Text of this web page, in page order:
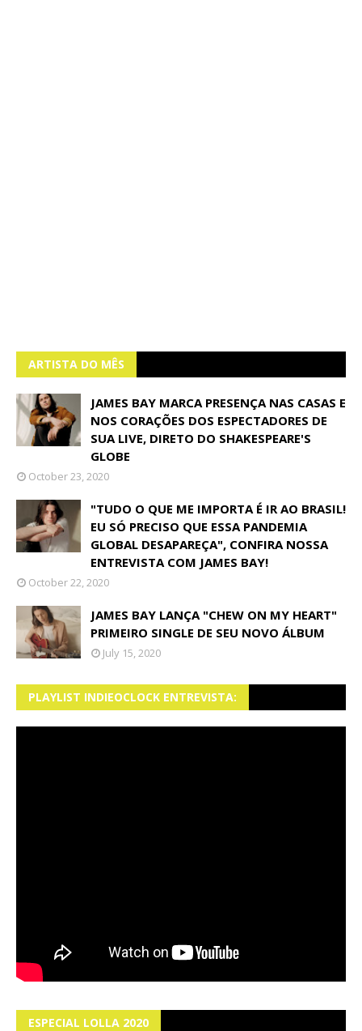
ARTISTA DO MÊS
JAMES BAY MARCA PRESENÇA NAS CASAS E
NOS CORAÇÕES DOS ESPECTADORES DE
SUA LIVE, DIRETO DO SHAKESPEARE'S
GLOBE
October 23, 2020
"TUDO O QUE ME IMPORTA É IR AO BRASIL!
EU SÓ PRECISO QUE ESSA PANDEMIA
GLOBAL DESAPAREÇA", CONFIRA NOSSA
ENTREVISTA COM JAMES BAY!
October 22, 2020
JAMES BAY LANÇA "CHEW ON MY HEART"
PRIMEIRO SINGLE DE SEU NOVO ÁLBUM
July 15, 2020
PLAYLIST INDIEOCLOCK ENTREVISTA:
ESPECIAL LOLLA 2020